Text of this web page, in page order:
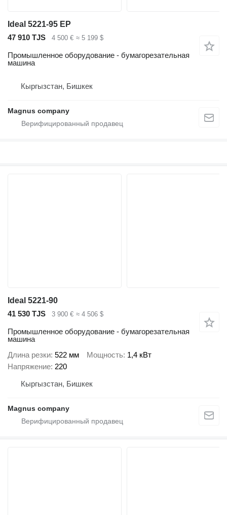
Ideal 5221-95 EP
47 910 TJS
4 500 € ≈ 5 199 $
Промышленное оборудование - бумагорезательная
машина
Кыргызстан, Бишкек
Magnus company
Ideal 5221-90
41 530 TJS
3 900 € ≈ 4 506 $
Промышленное оборудование - бумагорезательная
машина
Длина резки 522 мм Мощность 1,4 кВт
Напряжение 220
Кыргызстан, Бишкек
Magnus company